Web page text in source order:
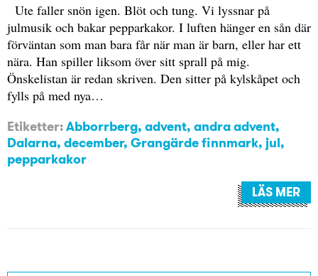
Ute faller snön igen. Blöt och tung. Vi lyssnar på
julmusik och bakar pepparkakor. I luften hänger en sån där
förväntan som man bara får när man är barn, eller har ett
nära. Han spiller liksom över sitt sprall på mig.
Önskelistan är redan skriven. Den sitter på kylskåpet och
fylls på med nya…
Etiketter:Abborrberg, advent, andra advent,
Dalarna, december, Grangärde finnmark, jul,
pepparkakor
LÄS MER